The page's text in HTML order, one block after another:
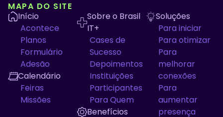
MAPA DO SITE
Início
Acontece
Planos
Formulário
Adesão
Calendário
Feiras
Missões
Sobre o Brasil
IT+
Cases de
Sucesso
Depoimentos
Instituições
Participantes
Para Quem
Benefícios
Soluções
Para iniciar
Para otimizar
Para
melhorar
conexões
Para
aumentar
presença